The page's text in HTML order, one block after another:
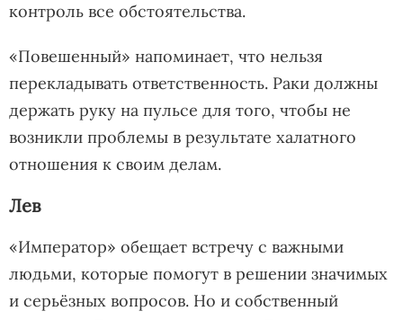
контроль все обстоятельства.
«Повешенный» напоминает, что нельзя
перекладывать ответственность. Раки должны
держать руку на пульсе для того, чтобы не
возникли проблемы в результате халатного
отношения к своим делам.
Лев
«Император» обещает встречу с важными
людьми, которые помогут в решении значимых
и серьёзных вопросов. Но и собственный